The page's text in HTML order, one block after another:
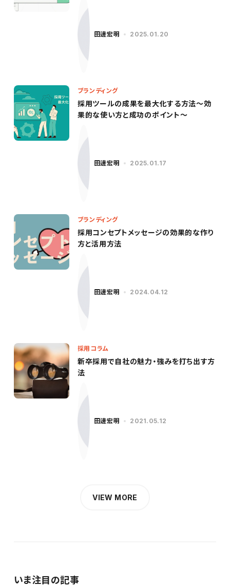
田邊宏明 2025.01.20
ブランディング
採用ツールの成果を最大化する方法～効
果的な使い方と成功のポイント～
田邊宏明 2025.01.17
ブランディング
採用コンセプトメッセージの効果的な作り
方と活用方法
田邊宏明 2024.04.12
採用コラム
新卒採用で自社の魅力・強みを打ち出す方
法
田邊宏明 2021.05.12
VIEW MORE
いま注目の記事